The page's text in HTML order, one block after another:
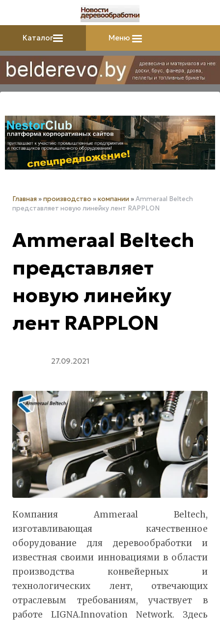
Каталог Меню
Главная »производство »компании »Ammeraal Beltech
представляет новую линейку лент RAPPLON
Ammeraal Beltech
представляет
новую линейку
лент RAPPLON
27.09.2021
Компания Ammeraal Beltech,
изготавливающая качественное
оборудование для деревообработки и
известная своими инновациями в области
производства конвейерных и
технологических лент, отвечающих
отраслевым требованиям, участвует в
работе LIGNA.Innovation Network. Здесь